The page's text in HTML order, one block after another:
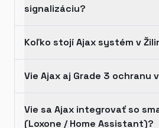
signalizáciu?
Koľko stojí Ajax systém v
Vie Ajax aj Grade 3 ochranu
Vie sa Ajax integrovať so
(Loxone / Home Assistant)?